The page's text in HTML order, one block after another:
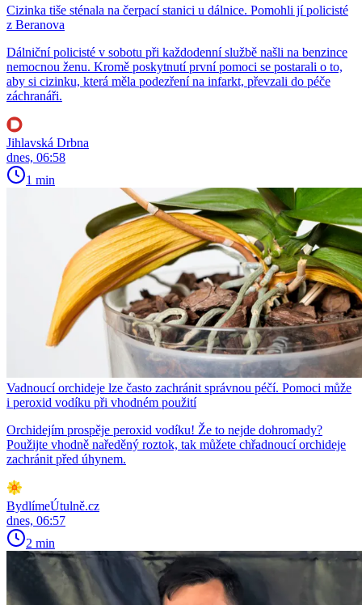
Cizinka tiše sténala na čerpací stanici u dálnice. Pomohli jí policisté
z Beranova
Dálniční policisté v sobotu při každodenní službě našli na benzince
nemocnou ženu. Kromě poskytnutí první pomoci se postarali o to,
aby si cizinku, která měla podezření na infarkt, převzali do péče
záchranáři.
Jihlavská Drbna
dnes, 06:58
1 min
Vadnoucí orchideje lze často zachránit správnou péčí. Pomoci může
i peroxid vodíku při vhodném použití
Orchidejím prospěje peroxid vodíku! Že to nejde dohromady?
Použijte vhodně naředěný roztok, tak můžete chřadnoucí orchideje
zachránit před úhynem.
BydlímeÚtulně.cz
dnes, 06:57
2 min